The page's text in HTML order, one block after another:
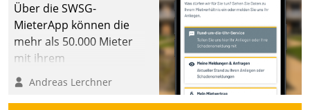
Über die SWSG-
MieterApp können die
mehr als 50.000 Mieter
mit ihrem
Wohnungsunternehmen
kommunizieren, auf dem
Andreas Lerchner